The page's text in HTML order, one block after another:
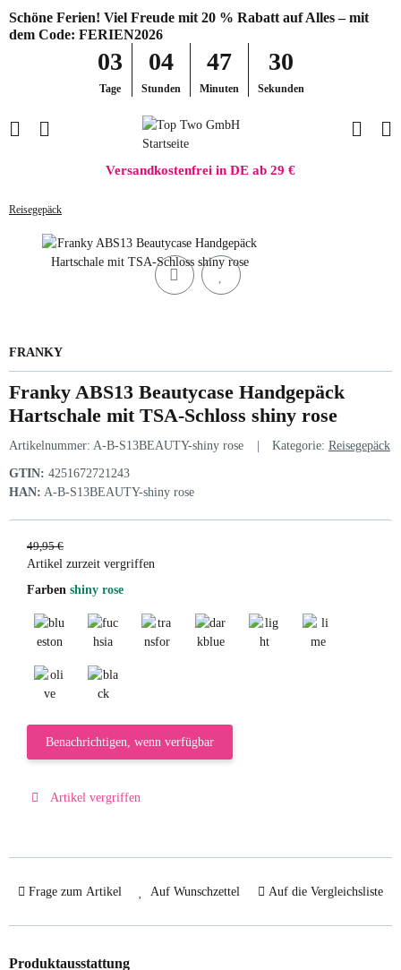
Schöne Ferien! Viel Freude mit 20 % Rabatt auf Alles – mit
dem Code: FERIEN2026
03
Tage
04
Stunden
47
Minuten
30
Sekunden
Versandkostenfrei in DE ab 29 €
Reisegepäck
FRANKY
Franky ABS13 Beautycase Handgepäck
Hartschale mit TSA-Schloss shiny rose
Artikelnummer: A-B-S13BEAUTY-shiny rose Kategorie: Reisegepäck
GTIN: 4251672721243
HAN: A-B-S13BEAUTY-shiny rose
49,95 €
Artikel zurzeit vergriffen
Farben shiny rose
Benachrichtigen, wenn verfügbar
Artikel vergriffen
Frage zum Artikel Auf Wunschzettel Auf die Vergleichsliste
Produktausstattung